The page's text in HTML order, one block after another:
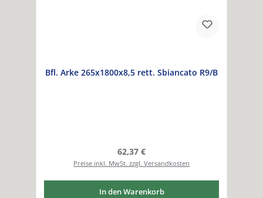
Bfl. Arke 265x1800x8,5 rett. Sbiancato R9/B
Regulärer Preis:
62,37 €
Preise inkl. MwSt. zzgl. Versandkosten
In den Warenkorb